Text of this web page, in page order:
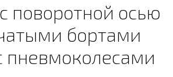
поворотной осью
бортами
пневмоколесами